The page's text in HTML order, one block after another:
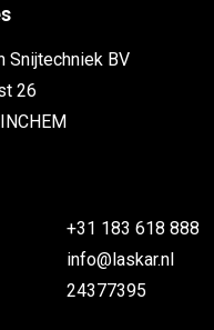
Snijtechniek BV
26
+31 183 618 888
info@laskar.nl
24377395